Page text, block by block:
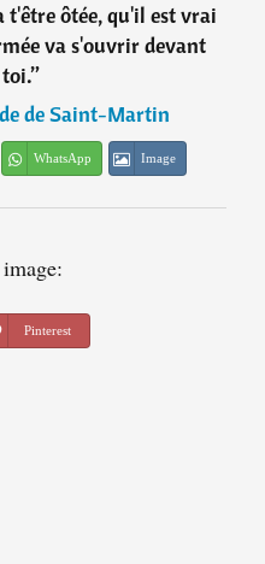
t'être ôtée, qu'il est vrai
va s'ouvrir devant
toi.”
de Saint-Martin
WhatsApp Image
Pinterest